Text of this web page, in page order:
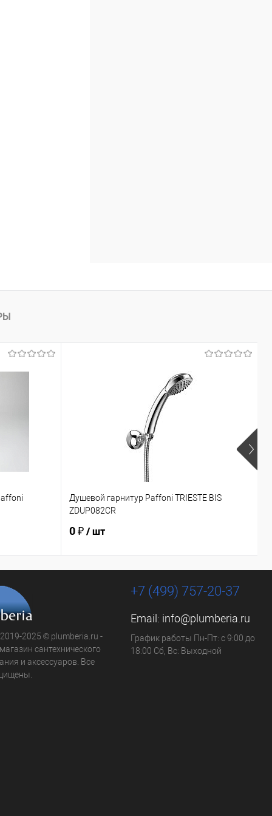
Душевой гарнитур Paffoni TRIESTE BIS
ZDUP082CR
0 ₽/ шт
2025 © plumberia.ru -
сантехнического
и аксессуаров. Все
+7 (499) 757-20-37
Email: info@plumberia.ru
График работы Пн-Пт: с 9:00 до
18:00 Сб, Вс: Выходной